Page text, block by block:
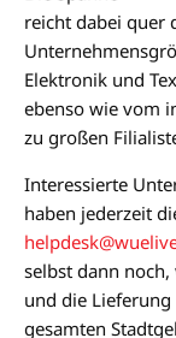
reicht dabei quer
Elektronik und
ebenso wie vom
zu großen
Interessierte
haben jederzeit
selbst dann
und die
gesamten